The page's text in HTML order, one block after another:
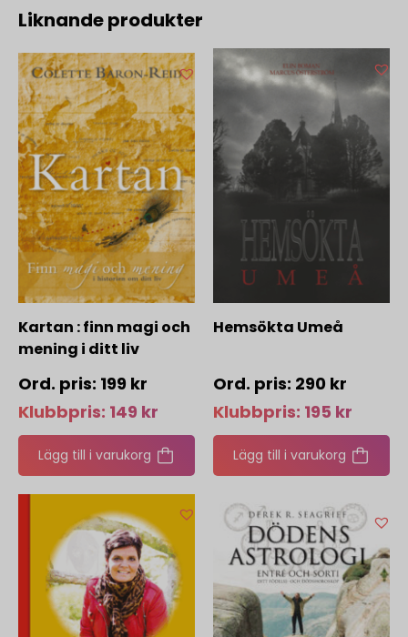
Liknande produkter
Kartan : finn magi och
mening i ditt liv
199 kr
Klubbpris: 149 kr
Lägg till i varukorg
Hemsökta Umeå
290 kr
Klubbpris: 195 kr
Lägg till i varukorg